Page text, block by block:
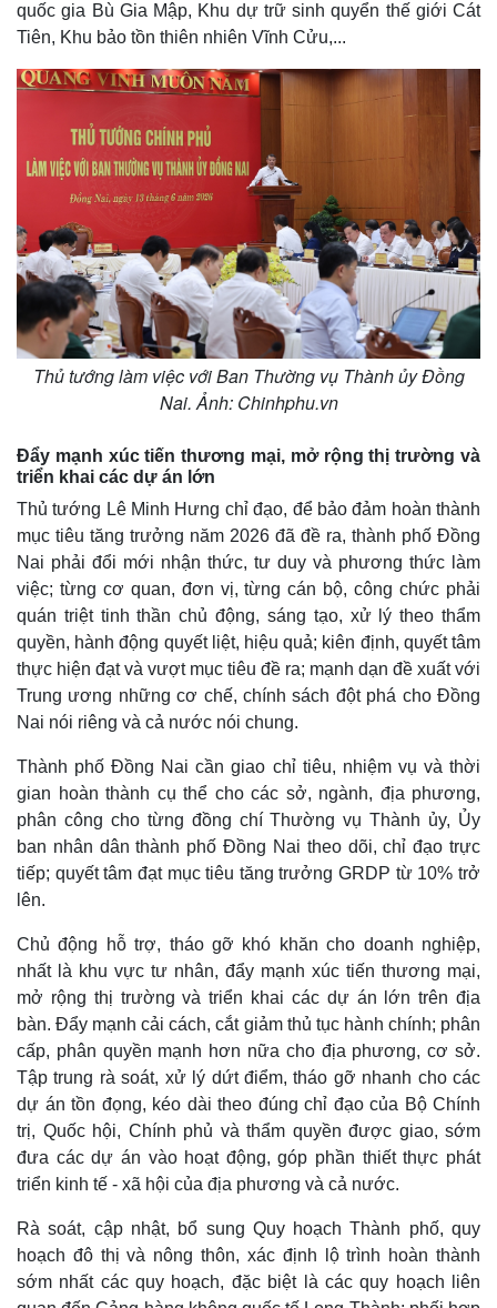
Kinh tế
Bất động sản
Khởi nghiệp
Thị trường
Giá vàng
Tiêu dùng
Tỷ giá
Giá cà phê
quốc gia Bù Gia Mập, Khu dự trữ sinh quyển thế giới Cát
Tiên, Khu bảo tồn thiên nhiên Vĩnh Cửu,...
Thủ tướng làm việc với Ban Thường vụ Thành ủy Đồng
Nai. Ảnh: Chinhphu.vn
Đẩy mạnh xúc tiến thương mại, mở rộng thị trường và
triển khai các dự án lớn
Thủ tướng Lê Minh Hưng chỉ đạo, để bảo đảm hoàn thành
mục tiêu tăng trưởng năm 2026 đã đề ra, thành phố Đồng
Nai phải đổi mới nhận thức, tư duy và phương thức làm
việc; từng cơ quan, đơn vị, từng cán bộ, công chức phải
quán triệt tinh thần chủ động, sáng tạo, xử lý theo thẩm
quyền, hành động quyết liệt, hiệu quả; kiên định, quyết tâm
thực hiện đạt và vượt mục tiêu đề ra; mạnh dạn đề xuất với
Trung ương những cơ chế, chính sách đột phá cho Đồng
Nai nói riêng và cả nước nói chung.
Thành phố Đồng Nai cần giao chỉ tiêu, nhiệm vụ và thời
gian hoàn thành cụ thể cho các sở, ngành, địa phương,
phân công cho từng đồng chí Thường vụ Thành ủy, Ủy
ban nhân dân thành phố Đồng Nai theo dõi, chỉ đạo trực
tiếp; quyết tâm đạt mục tiêu tăng trưởng GRDP từ 10% trở
lên.
Chủ động hỗ trợ, tháo gỡ khó khăn cho doanh nghiệp,
nhất là khu vực tư nhân, đẩy mạnh xúc tiến thương mại,
mở rộng thị trường và triển khai các dự án lớn trên địa
bàn. Đẩy mạnh cải cách, cắt giảm thủ tục hành chính; phân
cấp, phân quyền mạnh hơn nữa cho địa phương, cơ sở.
Tập trung rà soát, xử lý dứt điểm, tháo gỡ nhanh cho các
dự án tồn đọng, kéo dài theo đúng chỉ đạo của Bộ Chính
trị, Quốc hội, Chính phủ và thẩm quyền được giao, sớm
đưa các dự án vào hoạt động, góp phần thiết thực phát
triển kinh tế - xã hội của địa phương và cả nước.
Rà soát, cập nhật, bổ sung Quy hoạch Thành phố, quy
hoạch đô thị và nông thôn, xác định lộ trình hoàn thành
sớm nhất các quy hoạch, đặc biệt là các quy hoạch liên